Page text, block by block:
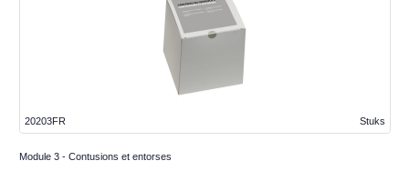
Stuks
20203FR
Module 3 - Contusions et entorses